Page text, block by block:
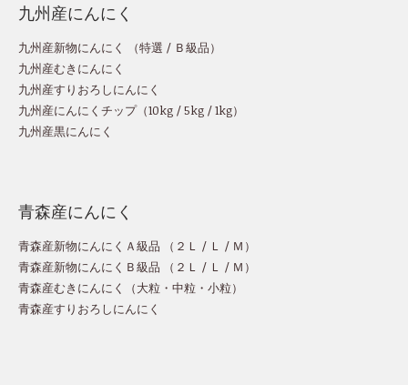
九州産にんにく
九州産新物にんにく （特選 / Ｂ級品）
九州産むきにんにく
九州産すりおろしにんにく
九州産にんにくチップ（10kg /5kg /1kg）
九州産黒にんにく
青森産にんにく
青森産新物にんにくＡ級品 （ ２Ｌ / Ｌ / Ｍ ）
青森産新物にんにくＢ級品 （ ２Ｌ / Ｌ / Ｍ ）
青森産むきにんにく（大粒 ・ 中粒 ・ 小粒）
青森産すりおろしにんにく